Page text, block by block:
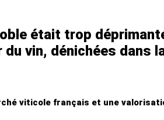
était trop
vin, dénichées dans
viticole français et une